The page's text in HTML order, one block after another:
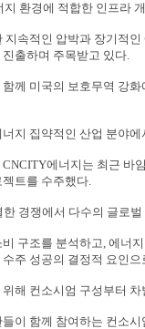
지 환경에 적합한 인프라
지속적인 압박과 장기적
출하며 주목받고 있다.
께 미국의 보호무역 강
지 집약적인 산업 분야
CNCITY에너지는 최근 바
트를 수주했다.
한 경쟁에서 다수의 글로
구조를 분석하고, 에너
주 성공의 결정적 요인
해 컨소시엄 구성부터
이 함께 참여하는 컨소